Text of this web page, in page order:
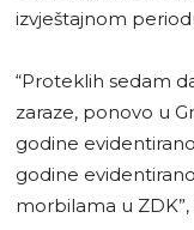
izvještajnom
“Proteklih sedam
zaraze, ponovo u
godine
godine
morbilama u ZDK”,